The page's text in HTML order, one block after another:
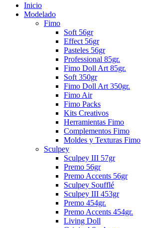
Inicio
Modelado
Fimo
Soft 56gr
Effect 56gr
Pasteles 56gr
Professional 85gr.
Fimo Doll Art 85gr.
Soft 350gr
Fimo Doll Art 350gr.
Fimo Air
Fimo Packs
Kits Creativos
Herramientas Fimo
Complementos Fimo
Moldes y Texturas Fimo
Sculpey
Sculpey III 57gr
Premo 56gr
Premo Accents 56gr
Sculpey Soufflé
Sculpey III 453gr
Premo 454gr.
Premo Accents 454gr.
Living Doll